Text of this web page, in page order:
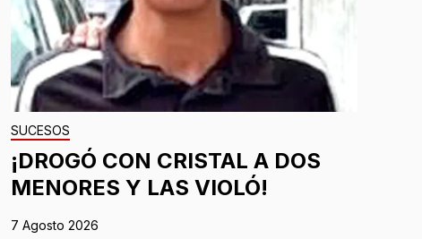
SUCESOS
¡DROGÓ CON CRISTAL A DOS
MENORES Y LAS VIOLÓ!
7 Agosto 2026